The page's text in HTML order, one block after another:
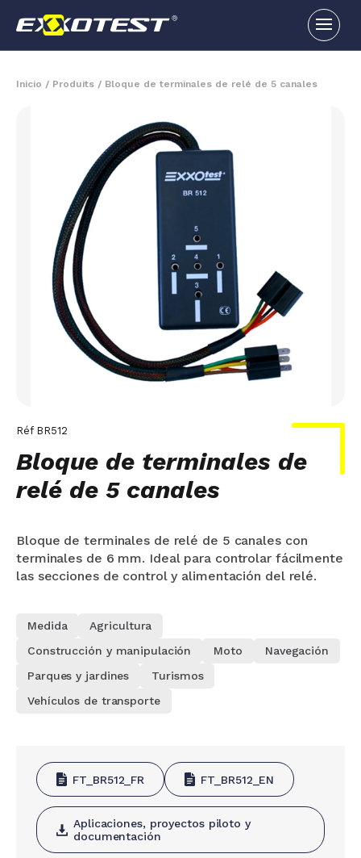
Inicio / Produits / Bloque de terminales de relé de 5 canales
Réf BR512
Bloque de terminales de
relé de 5 canales
Bloque de terminales de relé de 5 canales con
terminales de 6 mm. Ideal para controlar fácilmente
las secciones de control y alimentación del relé.
Medida
Agricultura
Construcción y manipulación
Moto
Navegación
Parques y jardines
Turismos
Vehículos de transporte
FT_BR512_FR FT_BR512_EN
Aplicaciones, proyectos piloto y
documentación